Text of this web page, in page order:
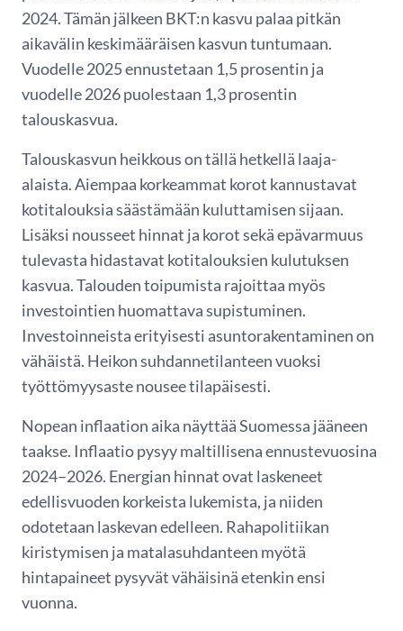
2024. Tämän jälkeen BKT:n kasvu palaa pitkän
aikavälin keskimääräisen kasvun tuntumaan.
Vuodelle 2025 ennustetaan 1,5 prosentin ja
vuodelle 2026 puolestaan 1,3 prosentin
talouskasvua.
Talouskasvun heikkous on tällä hetkellä laaja-
alaista. Aiempaa korkeammat korot kannustavat
kotitalouksia säästämään kuluttamisen sijaan.
Lisäksi nousseet hinnat ja korot sekä epävarmuus
tulevasta hidastavat kotitalouksien kulutuksen
kasvua. Talouden toipumista rajoittaa myös
investointien huomattava supistuminen.
Investoinneista erityisesti asuntorakentaminen on
vähäistä. Heikon suhdannetilanteen vuoksi
työttömyysaste nousee tilapäisesti.
Nopean inflaation aika näyttää Suomessa jääneen
taakse. Inflaatio pysyy maltillisena ennustevuosina
2024–2026. Energian hinnat ovat laskeneet
edellisvuoden korkeista lukemista, ja niiden
odotetaan laskevan edelleen. Rahapolitiikan
kiristymisen ja matalasuhdanteen myötä
hintapaineet pysyvät vähäisinä etenkin ensi
vuonna.